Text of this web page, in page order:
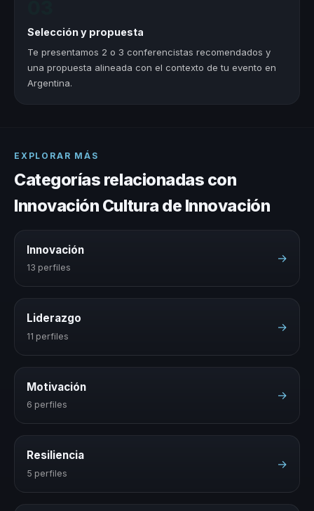
Selección y propuesta
Te presentamos 2 o 3 conferencistas recomendados y
una propuesta alineada con el contexto de tu evento en
Argentina.
EXPLORAR MÁS
Categorías relacionadas con
Innovación Cultura de Innovación
Innovación
13 perfiles
→
Liderazgo
11 perfiles
→
Motivación
6 perfiles
→
Resiliencia
5 perfiles
→